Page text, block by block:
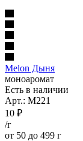
Melon Дыня
моноаромат
Есть в наличии
Арт.: M221
10 ₽
/г
от 50 до 499 г